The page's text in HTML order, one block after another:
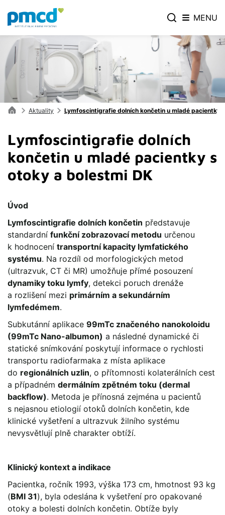
MENU
Aktuality Lymfoscintigrafie dolních končetin u mladé pacientky
Lymfoscintigrafie dolních
končetin u mladé pacientky s
otoky a bolestmi DK
Úvod
Lymfoscintigrafie dolních končetin představuje
standardní funkční zobrazovací metodu určenou
k hodnocení transportní kapacity lymfatického
systému. Na rozdíl od morfologických metod
(ultrazvuk, CT či MR) umožňuje přímé posouzení
dynamiky toku lymfy, detekci poruch drenáže
a rozlišení mezi primárním a sekundárním
lymfedémem.
Subkutánní aplikace 99mTc značeného nanokoloidu
(99mTc Nano-albumon) a následné dynamické či
statické snímkování poskytují informace o rychlosti
transportu radiofarmaka z místa aplikace
do regionálních uzlin, o přítomnosti kolaterálních cest
a případném dermálním zpětném toku (dermal
backflow). Metoda je přínosná zejména u pacientů
s nejasnou etiologií otoků dolních končetin, kde
klinické vyšetření a ultrazvuk žilního systému
nevysvětlují plně charakter obtíží.
Klinický kontext a indikace
Pacientka, ročník 1993, výška 173 cm, hmotnost 93 kg
(BMI 31), byla odeslána k vyšetření pro opakované
otoky a bolesti dolních končetin. Obtíže byly